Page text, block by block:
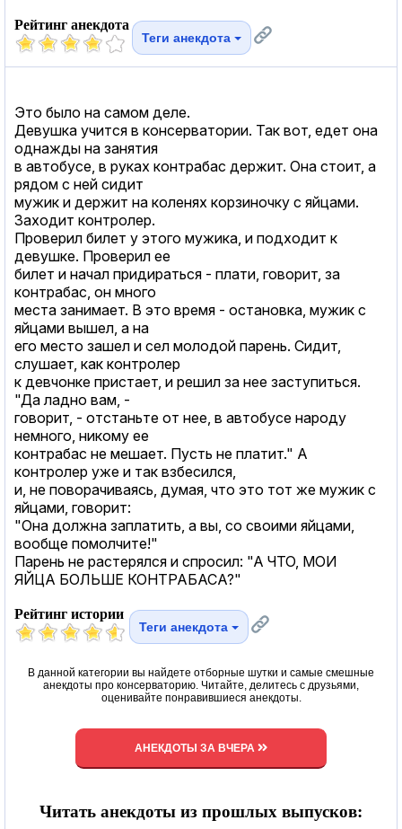
Рейтинг анекдота
Теги анекдота
Это было на самом деле.
Девушка учится в консерватории. Так вот, едет она
однажды на занятия
в автобусе, в руках контрабас держит. Она стоит, а
рядом с ней сидит
мужик и держит на коленях корзиночку с яйцами.
Заходит контролер.
Проверил билет у этого мужика, и подходит к
девушке. Проверил ее
билет и начал придираться - плати, говорит, за
контрабас, он много
места занимает. В это время - остановка, мужик с
яйцами вышел, а на
его место зашел и сел молодой парень. Сидит,
слушает, как контролер
к девчонке пристает, и решил за нее заступиться.
"Да ладно вам, -
говорит, - отстаньте от нее, в автобусе народу
немного, никому ее
контрабас не мешает. Пусть не платит." А
контролер уже и так взбесился,
и, не поворачиваясь, думая, что это тот же мужик с
яйцами, говорит:
"Она должна заплатить, а вы, со своими яйцами,
вообще помолчите!"
Парень не растерялся и спросил: "А ЧТО, МОИ
ЯЙЦА БОЛЬШЕ КОНТРАБАСА?"
Рейтинг истории
Теги анекдота
В данной категории вы найдете отборные шутки и самые смешные
анекдоты про консерваторию. Читайте, делитесь с друзьями,
оценивайте понравившиеся анекдоты.
АНЕКДОТЫ ЗА ВЧЕРА
Читать анекдоты из прошлых выпусков: